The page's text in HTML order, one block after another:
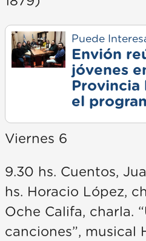
Puede
Envión
jóvenes
Provincia
el
Viernes 6
9.30 hs. Cuentos,
hs. Horacio López,
Oche Califa, charla.
canciones”, musical